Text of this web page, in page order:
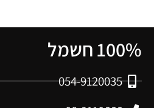
100% חשמל
054-9120035